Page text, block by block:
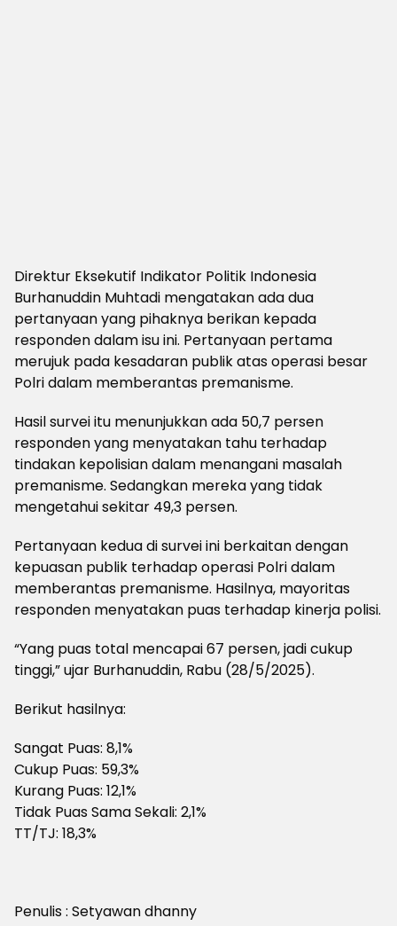
Direktur Eksekutif Indikator Politik Indonesia
Burhanuddin Muhtadi mengatakan ada dua
pertanyaan yang pihaknya berikan kepada
responden dalam isu ini. Pertanyaan pertama
merujuk pada kesadaran publik atas operasi besar
Polri dalam memberantas premanisme.
Hasil survei itu menunjukkan ada 50,7 persen
responden yang menyatakan tahu terhadap
tindakan kepolisian dalam menangani masalah
premanisme. Sedangkan mereka yang tidak
mengetahui sekitar 49,3 persen.
Pertanyaan kedua di survei ini berkaitan dengan
kepuasan publik terhadap operasi Polri dalam
memberantas premanisme. Hasilnya, mayoritas
responden menyatakan puas terhadap kinerja polisi.
“Yang puas total mencapai 67 persen, jadi cukup
tinggi,” ujar Burhanuddin, Rabu (28/5/2025).
Berikut hasilnya:
Sangat Puas: 8,1%
Cukup Puas: 59,3%
Kurang Puas: 12,1%
Tidak Puas Sama Sekali: 2,1%
TT/TJ: 18,3%
Penulis : Setyawan dhanny